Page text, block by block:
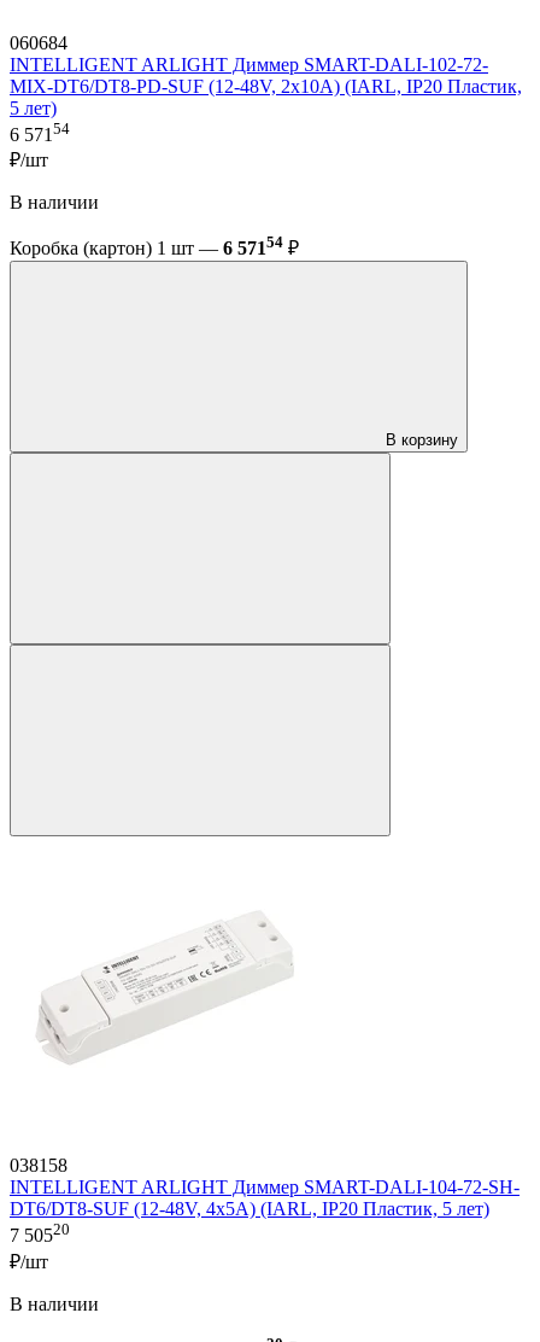
060684
INTELLIGENT ARLIGHT Диммер SMART-DALI-102-72-
MIX-DT6/DT8-PD-SUF (12-48V, 2x10A) (IARL, IP20 Пластик,
5 лет)
6 571 54
₽/шт
В наличии
Коробка (картон) 1 шт — 6 57154 ₽
В корзину
038158
INTELLIGENT ARLIGHT Диммер SMART-DALI-104-72-SH-
DT6/DT8-SUF (12-48V, 4x5A) (IARL, IP20 Пластик, 5 лет)
7 50520
₽/шт
В наличии